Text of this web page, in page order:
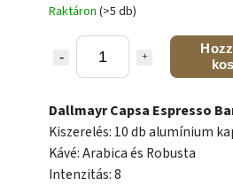
Raktáron (>5 db)
Dallmayr Capsa Espresso
Kiszerelés: 10 db alumínium
Kávé: Arabica és Robusta
Intenzitás: 8